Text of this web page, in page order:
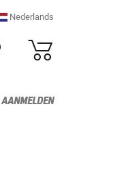
Nederlands
AANMELDEN